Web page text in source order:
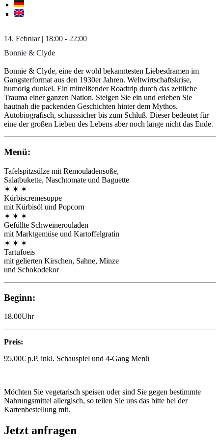
14. Februar 18:00 - 22:00
Bonnie & Clyde
Bonnie & Clyde, eine der wohl bekanntesten Liebesdramen im
Gangsterformat aus den 1930er Jahren. Weltwirtschaftskrise,
humorig dunkel. Ein mitreißender Roadtrip durch das zeitliche
Trauma einer ganzen Nation. Steigen Sie ein und erleben Sie
hautnah die packenden Geschichten hinter dem Mythos.
Autobiografisch, schusssicher bis zum Schluß. Dieser bedeutet für
eine der großen Lieben des Lebens aber noch lange nicht das Ende.
Menü:
Tafelspitzsülze mit Remouladensoße,
Salatbukette, Naschtomate und Baguette
✶ ✶ ✶
Kürbiscremesuppe
mit Kürbisöl und Popcorn
✶ ✶ ✶
Gefüllte Schweinerouladen
mit Marktgemüse und Kartoffelgratin
✶ ✶ ✶
Tartufoeis
mit gelierten Kirschen, Sahne, Minze
und Schokodekor
Beginn:
18.00Uhr
Preis:
95,00€ p.P. inkl. Schauspiel und 4-Gang Menü
Möchten Sie vegetarisch speisen oder sind Sie gegen bestimmte
Nahrungsmittel allergisch, so teilen Sie uns das bitte bei der
Kartenbestellung mit.
Jetzt anfragen